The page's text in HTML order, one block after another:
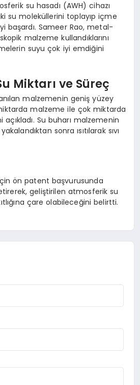
su hasadı (AWH) cihazı
su moleküllerini toplayıp içme
başardı. Sameer Rao, metal-
malzeme kullandıklarını
suyu çok iyi emdiğini
Miktarı ve Süreç
malzemenin geniş yüzey
malzeme ile çok miktarda
Su buharı malzemenin
sonra ısıtılarak sıvı
ön patent başvurusunda
geliştirilen atmosferik su
çare olabileceğini belirtti.